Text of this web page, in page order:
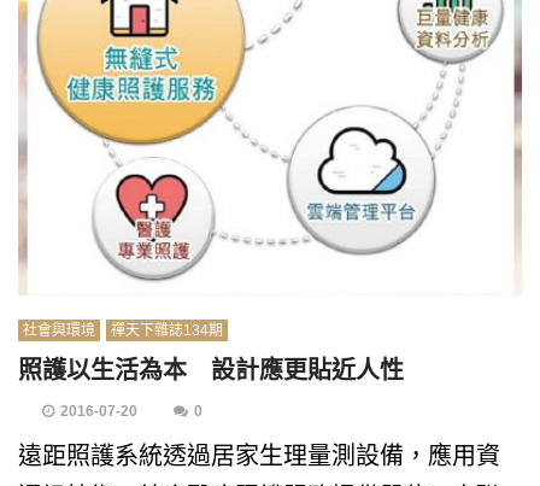
社會與環境 禪天下雜誌134期
照護以生活為本 設計應更貼近人性
2016-07-20 0
遠距照護系統透過居家生理量測設備，應用資